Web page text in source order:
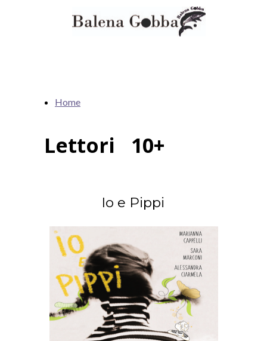
Home
Lettori 10+
Io e Pippi